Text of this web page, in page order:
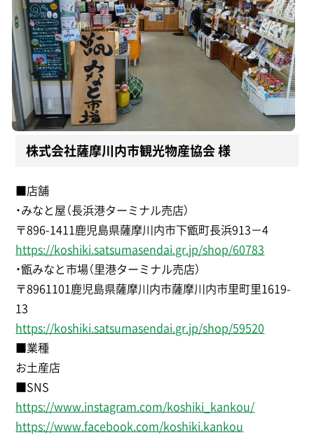
株式会社薩摩川内市観光物産協会 様
■店舗
・みなと屋（長浜港ターミナル売店）
〒896-1411鹿児島県薩摩川内市下甑町長浜913－4
https://koshiki.satsumasendai.gr.jp/shop/60783
・甑みなと市場（里港ターミナル売店）
〒8961101鹿児島県薩摩川内市薩摩川内市里町里1619-
13
https://koshiki.satsumasendai.gr.jp/shop/59520
■業種
お土産店
■SNS
https://www.instagram.com/koshiki_kankou/
https://www.facebook.com/koshiki.kankou